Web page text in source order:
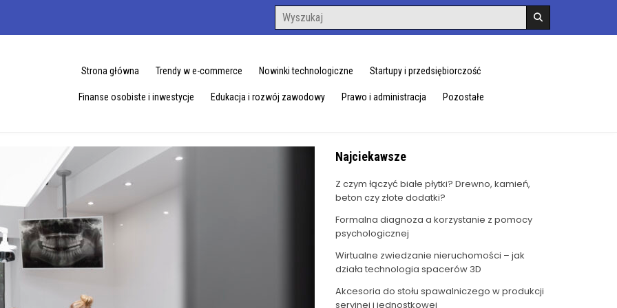
Search
for:
Strona główna Trendy w e-commerce Nowinki technologiczne Startupy i przedsiębiorczość
Finanse osobiste i inwestycje Edukacja i rozwój zawodowy Prawo i administracja Pozostałe
Najciekawsze
Z czym łączyć białe płytki? Drewno, kamień,
beton czy złote dodatki?
Formalna diagnoza a korzystanie z pomocy
psychologicznej
Wirtualne zwiedzanie nieruchomości – jak
działa technologia spacerów 3D
Akcesoria do stołu spawalniczego w produkcji
seryjnej i jednostkowej